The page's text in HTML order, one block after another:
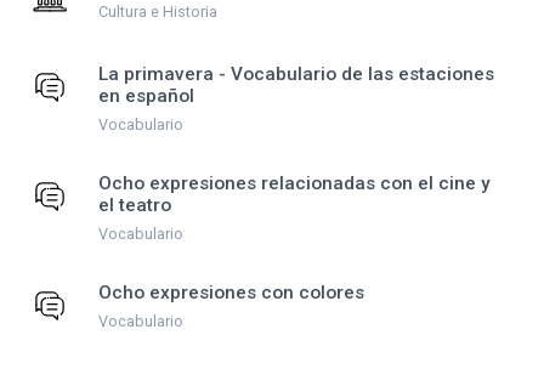
Cultura e Historia
La primavera - Vocabulario de las estaciones
en español
Vocabulario
Ocho expresiones relacionadas con el cine y
el teatro
Vocabulario
Ocho expresiones con colores
Vocabulario